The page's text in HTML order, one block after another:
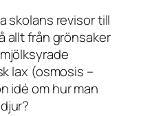
skolans revisor till
allt från grönsaker
lax (osmosis –
idé om hur man